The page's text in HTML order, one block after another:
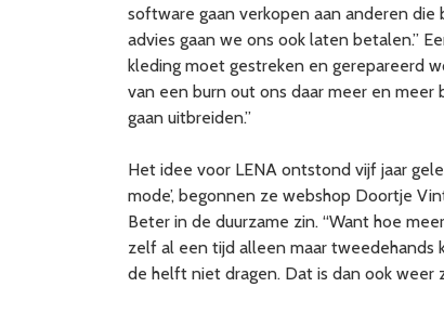
software gaan verkopen aan anderen
advies gaan we ons ook laten betalen.”
kleding moet gestreken en gerepareerd
van een burn out ons daar meer en meer
gaan uitbreiden.”
Het idee voor LENA ontstond vijf jaar
mode’, begonnen ze webshop Doortje
Beter in de duurzame zin. “Want hoe
zelf al een tijd alleen maar tweedehands
de helft niet dragen. Dat is dan ook weer